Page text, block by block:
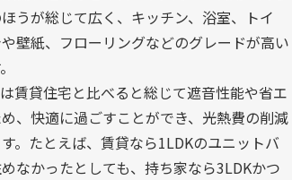
うが総じて広く、キッチン、浴室、トイ
壁紙、フローリングなどのグレードが高い
賃貸住宅と比べると総じて遮音性能や省エ
、快適に過ごすことができ、光熱費の削減
。たとえば、賃貸なら1LDKのユニットバ
なかったとしても、持ち家なら3LDKかつ